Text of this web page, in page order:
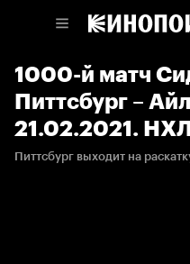
1000-й матч
Питтсбург –
21.02.2021.